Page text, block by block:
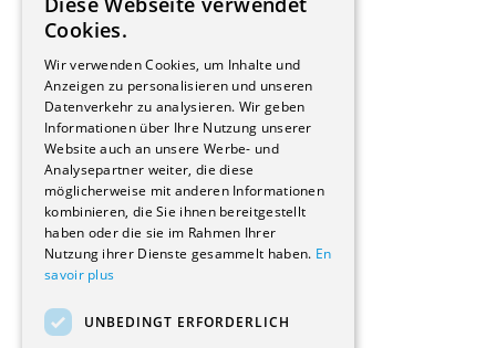
Hersteller/Lieferanten
Bauherrschaften
Stockwerkeigentum
Reportagen
Wohnungen
Renovierungen
Innere Umbauten
Gastgewerbe und Tourismus
Verwaltungsgebäude und Geschäfte
Schuleinrichtungen
Medizinische Einrichtungen
Kultur - Sport - Freizeit
FRENCH
Cookies.
Wir verwenden Cookies, um Inhalte und
Anzeigen zu personalisieren und unseren
Datenverkehr zu analysieren. Wir geben
Informationen über Ihre Nutzung unserer
Website auch an unsere Werbe- und
Analysepartner weiter, die diese
möglicherweise mit anderen Informationen
kombinieren, die Sie ihnen bereitgestellt
haben oder die sie im Rahmen Ihrer
Nutzung ihrer Dienste gesammelt haben. En
savoir plus
UNBEDINGT ERFORDERLICH